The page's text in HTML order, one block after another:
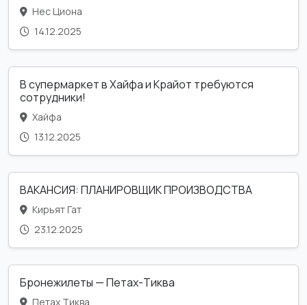
Нес Циона
14.12.2025
В супермаркет в Хайфа и Крайот требуются
сотрудники!
Хайфа
13.12.2025
ВАКАНСИЯ: ПЛАНИРОВЩИК ПРОИЗВОДСТВА
Кирьят Гат
23.12.2025
Бронежилеты — Петах-Тиква
Петах Тиква